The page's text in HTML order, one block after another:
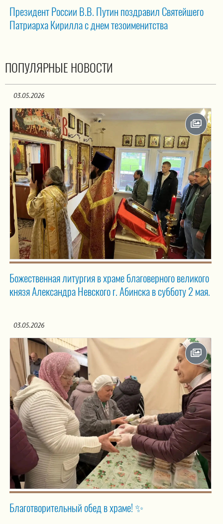
Президент России В.В. Путин поздравил Святейшего
Патриарха Кирилла с днем тезоименитства
ПОПУЛЯРНЫЕ НОВОСТИ
03.05.2026
Божественная литургия в храме благоверного великого
князя Александра Невского г. Абинска в субботу 2 мая.
03.05.2026
Благотворительный обед в храме! ✨